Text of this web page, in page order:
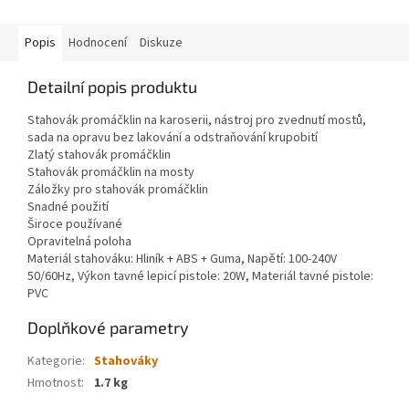
Popis Hodnocení Diskuze
Detailní popis produktu
Stahovák promáčklin na karoserii, nástroj pro zvednutí mostů,
sada na opravu bez lakování a odstraňování krupobití
Zlatý stahovák promáčklin
Stahovák promáčklin na mosty
Záložky pro stahovák promáčklin
Snadné použití
Široce používané
Opravitelná poloha
Materiál stahováku: Hliník + ABS + Guma, Napětí: 100-240V
50/60Hz, Výkon tavné lepicí pistole: 20W, Materiál tavné pistole:
PVC
Doplňkové parametry
Kategorie: Stahováky
Hmotnost:
1.7 kg